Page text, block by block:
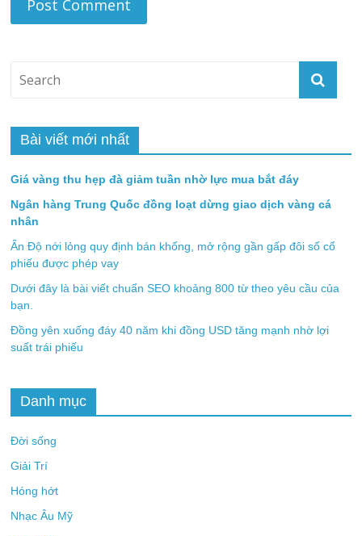
Bài viết mới nhất
Giá vàng thu hẹp đà giảm tuần nhờ lực mua bắt đáy
Ngân hàng Trung Quốc đồng loạt dừng giao dịch vàng cá
nhân
Ấn Độ nới lỏng quy định bán khống, mở rộng gần gấp đôi số cổ
phiếu được phép vay
Dưới đây là bài viết chuẩn SEO khoảng 800 từ theo yêu cầu của
bạn.
Đồng yên xuống đáy 40 năm khi đồng USD tăng mạnh nhờ lợi
suất trái phiếu
Danh mục
Đời sống
Giải Trí
Hóng hớt
Nhạc Âu Mỹ